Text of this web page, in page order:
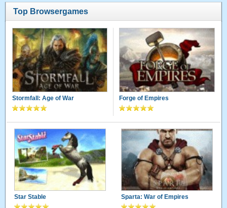
Top Browsergames
Stormfall: Age of War Forge of Empires
Star Stable Sparta: War of Empires